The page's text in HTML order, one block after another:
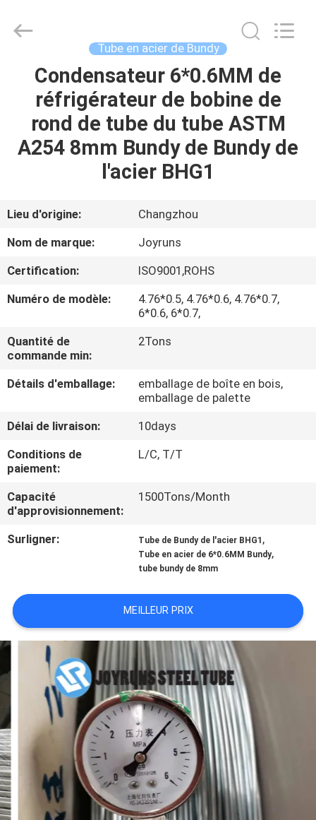
MAISON
PRODUITS
DES
USA
VISITE
D'USINE
CONTRÔLE
DE
CONTACTEZ-
NOUS
DEMANDEZ
UNE
PLAN
DU
SITE
POLITIQUE
EN
MATIÈRE
DE
PROTECTION
Joyruns
Steel
Tube en acier de Bundy
Condensateur 6*0.6MM de
réfrigérateur de bobine de
rond de tube du tube ASTM
A254 8mm Bundy de Bundy de
l'acier BHG1
Lieu d'origine:
Changzhou
Nom de marque:
Joyruns
Certification:
ISO9001,ROHS
Numéro de modèle:
4.76*0.5, 4.76*0.6, 4.76*0.7,
6*0.6, 6*0.7,
Quantité de
commande min:
2Tons
Détails d'emballage:
emballage de boîte en bois,
emballage de palette
Délai de livraison:
10days
Conditions de
paiement:
L/C, T/T
Capacité
d'approvisionnement:
1500Tons/Month
Surligner: Tube de Bundy de l'acier BHG1 ,
Tube en acier de 6*0.6MM Bundy,
tube bundy de 8mm
MEILLEUR PRIX